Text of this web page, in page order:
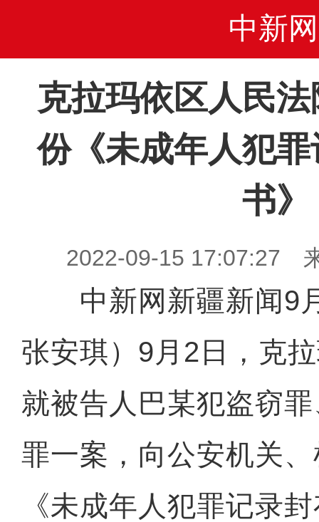
中新网
克拉玛依区人民
份《未成年人犯
书》
2022-09-15 17:07:27
中新网新疆新闻9
张安琪）9月2日，克
就被告人巴某犯盗窃
罪一案，向公安机关
《未成年人犯罪记录